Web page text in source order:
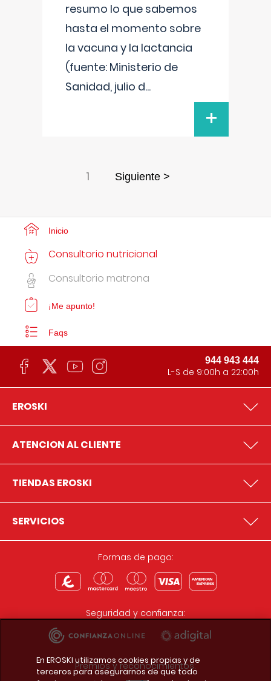
resumo lo que sabemos
hasta el momento sobre
la vacuna y la lactancia
(fuente: Ministerio de
Sanidad, julio d...
+
1 Siguiente >
Inicio
Consultorio nutricional
Consultorio matrona
¡Me apunto!
Faqs
944 943 444
L-S de 9:00h a 22:00h
EROSKI
ATENCION AL CLIENTE
TIENDAS EROSKI
SERVICIOS
Formas de pago:
Seguridad y confianza:
Premios y reconocimientos:
En EROSKI utilizamos cookies propias y de
terceros para asegurarnos de que todo